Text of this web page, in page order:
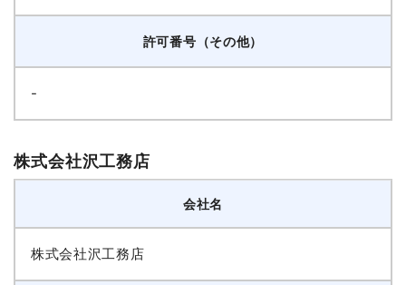
許可番号（その他）
-
株式会社沢工務店
会社名
株式会社沢工務店